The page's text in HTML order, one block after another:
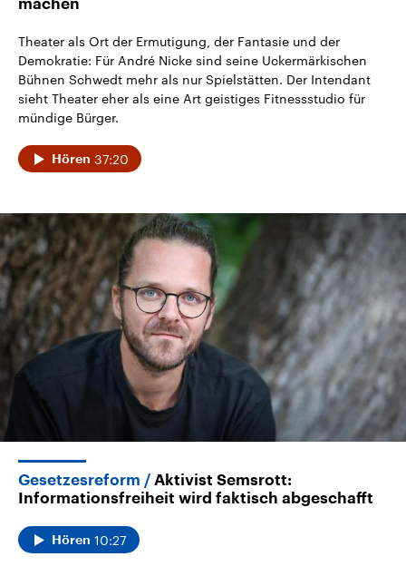
machen
Theater als Ort der Ermutigung, der Fantasie und der
Demokratie: Für André Nicke sind seine Uckermärkischen
Bühnen Schwedt mehr als nur Spielstätten. Der Intendant
sieht Theater eher als eine Art geistiges Fitnessstudio für
mündige Bürger.
Hören 37:20
Gesetzesreform
Aktivist Semsrott:
Informationsfreiheit wird faktisch abgeschafft
Hören 10:27